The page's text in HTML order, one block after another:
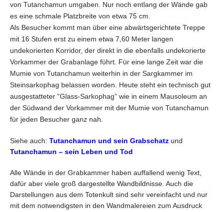
von Tutanchamun umgaben. Nur noch entlang der Wände gab
es eine schmale Platzbreite von etwa 75 cm.
Als Besucher kommt man über eine abwärtsgerichtete Treppe
mit 16 Stufen erst zu einem etwa 7,60 Meter langen
undekorierten Korridor, der direkt in die ebenfalls undekorierte
Vorkammer der Grabanlage führt. Für eine lange Zeit war die
Mumie von Tutanchamun weiterhin in der Sargkammer im
Steinsarkophag belassen worden. Heute steht ein technisch gut
ausgestatteter “Glass-Sarkophag” wie in einem Mausoleum an
der Südwand der Vorkammer mit der Mumie von Tutanchamun
für jeden Besucher ganz nah.
Siehe auch: Tutanchamun und sein Grabschatz und
Tutanchamun – sein Leben und Tod
Alle Wände in der Grabkammer haben auffallend wenig Text,
dafür aber viele groß dargestellte Wandbildnisse. Auch die
Darstellungen aus dem Totenkult sind sehr vereinfacht und nur
mit dem notwendigsten in den Wandmalereien zum Ausdruck